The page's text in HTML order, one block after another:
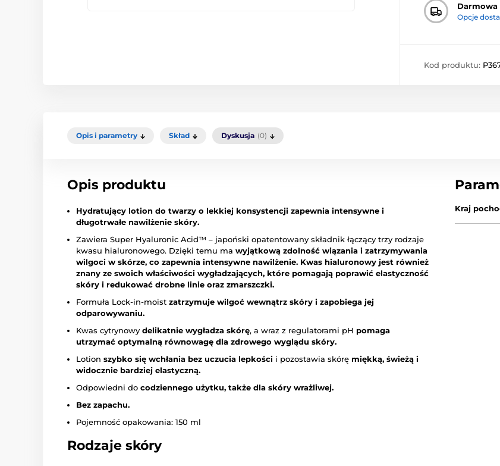
Darmowa
Opcje
Kod produktu:
Opis i parametry Skład Dyskusja (0)
Opis produktu
Hydratujący lotion do twarzy o lekkiej konsystencji zapewnia intensywne i
długotrwałe nawilżenie skóry.
Zawiera Super Hyaluronic Acid™ – japoński opatentowany składnik łączący trzy rodzaje
kwasu hialuronowego. Dzięki temu ma wyjątkową zdolność wiązania i zatrzymywania
wilgoci w skórze, co zapewnia intensywne nawilżenie. Kwas hialuronowy jest również
znany ze swoich właściwości wygładzających, które pomagają poprawić elastyczność
skóry i redukować drobne linie oraz zmarszczki.
Formuła Lock-in-moist zatrzymuje wilgoć wewnątrz skóry i zapobiega jej
odparowywaniu.
Kwas cytrynowy delikatnie wygładza skórę, a wraz z regulatorami pH pomaga
utrzymać optymalną równowagę dla zdrowego wyglądu skóry.
Lotion szybko się wchłania bez uczucia lepkości i pozostawia skórę miękką, świeżą i
widocznie bardziej elastyczną.
Odpowiedni do codziennego użytku, także dla skóry wrażliwej.
Bez zapachu.
Pojemność opakowania: 150 ml
Rodzaje skóry
Kraj